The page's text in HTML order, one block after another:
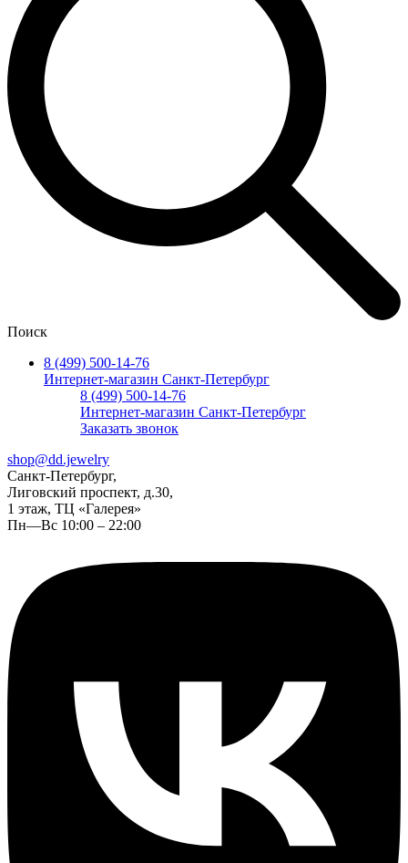
Поиск
8 (499) 500-14-76
Интернет-магазин Санкт-Петербург
8 (499) 500-14-76
Интернет-магазин Санкт-Петербург
Заказать звонок
shop@dd.jewelry
Санкт-Петербург,
Лиговский проспект, д.30,
1 этаж, ТЦ «Галерея»
Пн—Вс 10:00 – 22:00